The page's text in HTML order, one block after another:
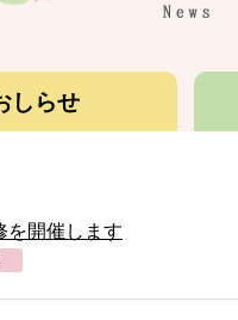
しらせ
を開催します